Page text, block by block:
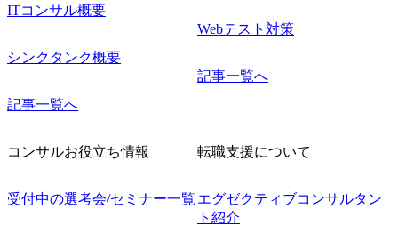
ITコンサル概要
シンクタンク概要
記事一覧へ
Webテスト対策
記事一覧へ
コンサルお役立ち情報
受付中の選考会/セミナー一覧
転職支援について
エグゼクティブコンサルタン
ト紹介